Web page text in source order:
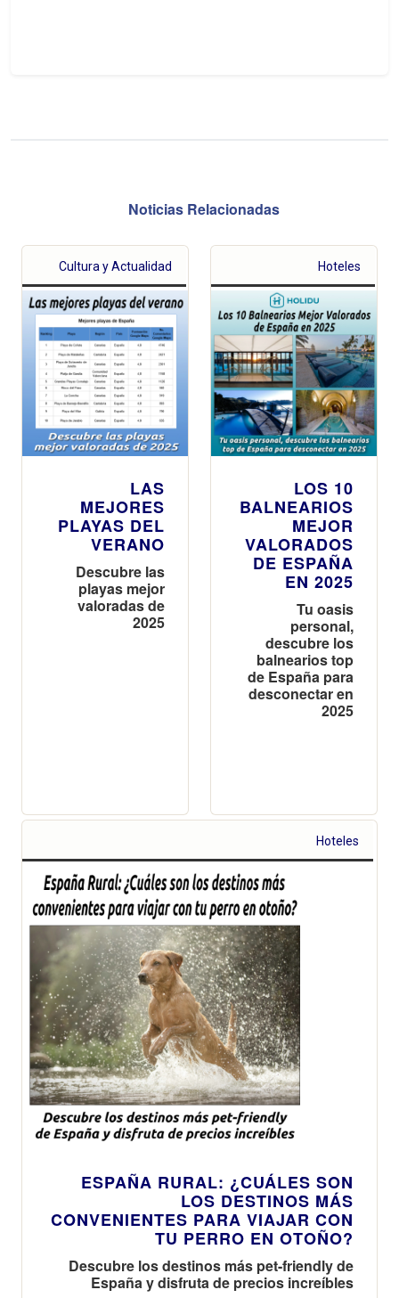
Noticias Relacionadas
Cultura y Actualidad
LAS
MEJORES
PLAYAS DEL
VERANO
Descubre las
playas mejor
valoradas de
2025
Hoteles
LOS 10
BALNEARIOS
MEJOR
VALORADOS
DE ESPAÑA
EN 2025
Tu oasis
personal,
descubre los
balnearios top
de España para
desconectar en
2025
Hoteles
ESPAÑA RURAL: ¿CUÁLES SON
LOS DESTINOS MÁS
CONVENIENTES PARA VIAJAR CON
TU PERRO EN OTOÑO?
Descubre los destinos más pet-friendly de
España y disfruta de precios increíbles